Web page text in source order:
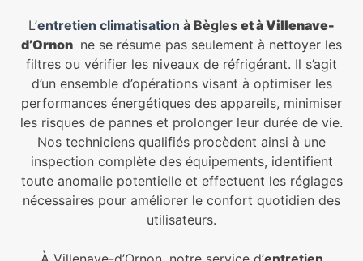
L’entretien climatisation à Bègles et à Villenave-
d’Ornon ne se résume pas seulement à nettoyer les
filtres ou vérifier les niveaux de réfrigérant. Il s’agit
d’un ensemble d’opérations visant à optimiser les
performances énergétiques des appareils, minimiser
les risques de pannes et prolonger leur durée de vie.
Nos techniciens qualifiés procèdent ainsi à une
inspection complète des équipements, identifient
toute anomalie potentielle et effectuent les réglages
nécessaires pour améliorer le confort quotidien des
utilisateurs.